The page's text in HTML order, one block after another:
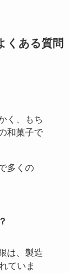
くある質問
く、もち
和菓子で
多くの
は、製造
ていま